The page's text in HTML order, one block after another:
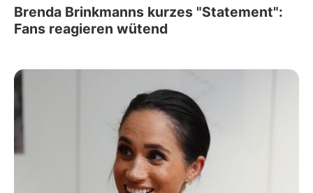
Brenda Brinkmanns kurzes "Statement":
Fans reagieren wütend